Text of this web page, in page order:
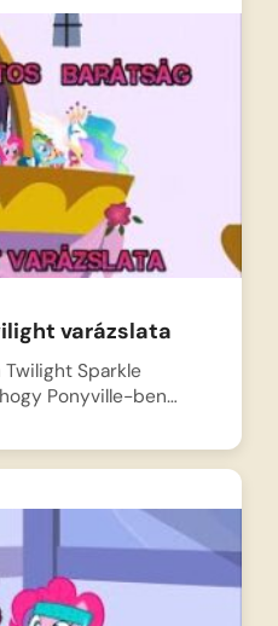
varázslata
Sparkle
Ponyville-ben…